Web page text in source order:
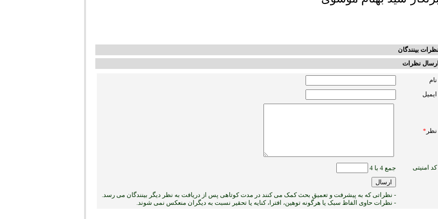
بینندگان
نظرات
نام
ایمیل
نظر *
کد امنیتی جمع 4 با 4
- نظراتی که به پیشرفت و تعمیق بحث کمک می کنند در مدت کوتاهی پس از دریافت به نظر دیگر بینندگان می رسد.
- نظرات حاوی الفاظ سبک یا هرگونه توهین، افترا، کنایه یا تحقیر نسبت به دیگران منعکس نمی ‏شوند.